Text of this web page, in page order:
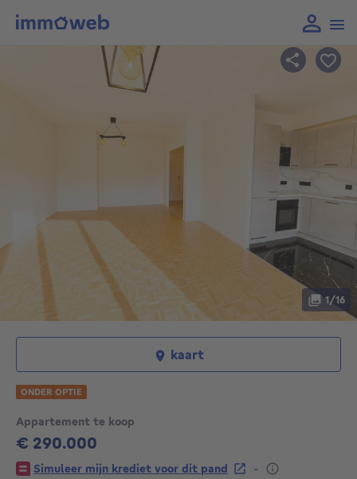
Appartement te koop
€ 290.000
290000€
Simuleer mijn krediet voor dit pand
-
1/16
kaart
ONDER OPTIE